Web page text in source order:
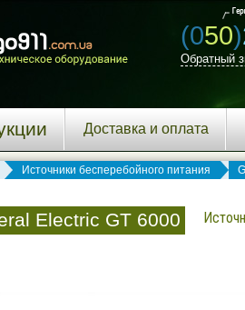
(050)
Обратный
Доставка и оплата
Источники бесперебойного питания
Electric GT 6000